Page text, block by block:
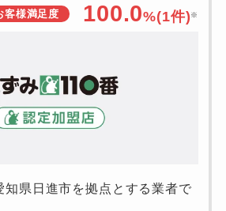
客様満足度 100.0%(1件) ※
知県日進市を拠点とする業者で